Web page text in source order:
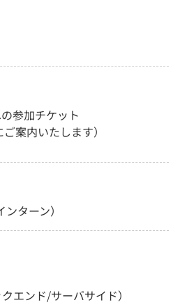
参加チケット
案内いたします）
ターン）
エンド/サーバサイド）